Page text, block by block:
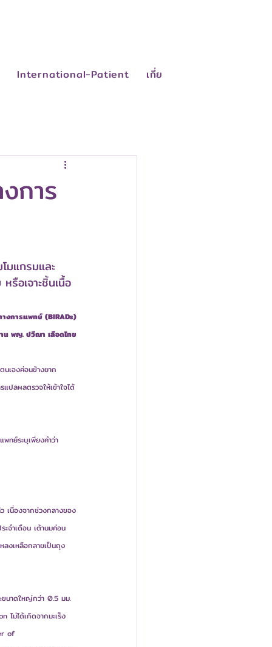
International-Patient เกี่ยวกับเรา
การ
มแกรมและ
อเจาะชิ้นเนื้อ
งการแพทย์ (BIRADs)
น พญ. ปวีณา เลือดไทย
เองค่อนข้างยาก
ปลผลตรวจให้เข้าใจได้
ทย์ระบุเพียงคำว่า
เนื่องจากช่วงกลางของ
จำเดือน เต้านมค่อน
ลงเหลือกลายเป็นถุง
ขนาดใหญ่กว่า 0.5 มม.
ไม่ได้เกิดจากมะเร็ง
of